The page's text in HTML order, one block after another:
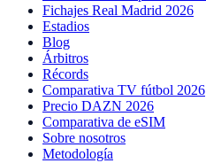
Fichajes Real Madrid 2026
Estadios
Blog
Árbitros
Récords
Comparativa TV fútbol 2026
Precio DAZN 2026
Comparativa de eSIM
Sobre nosotros
Metodología